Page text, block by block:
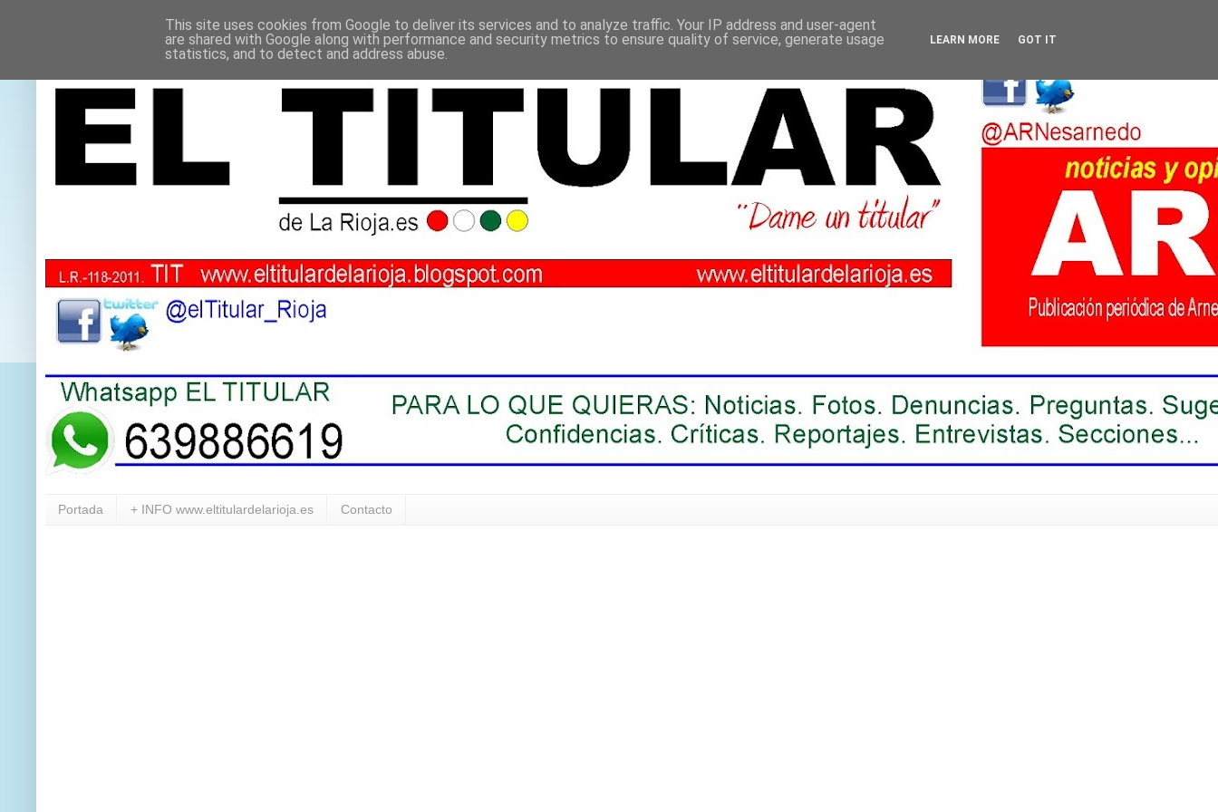
Portada + INFO www.eltitulardelarioja.es Contacto
This site uses cookies from Google to deliver its services and to analyze traffic. Your IP address and user-agent
are shared with Google along with performance and security metrics to ensure quality of service, generate usage
statistics, and to detect and address abuse.
LEARN MORE GOT IT